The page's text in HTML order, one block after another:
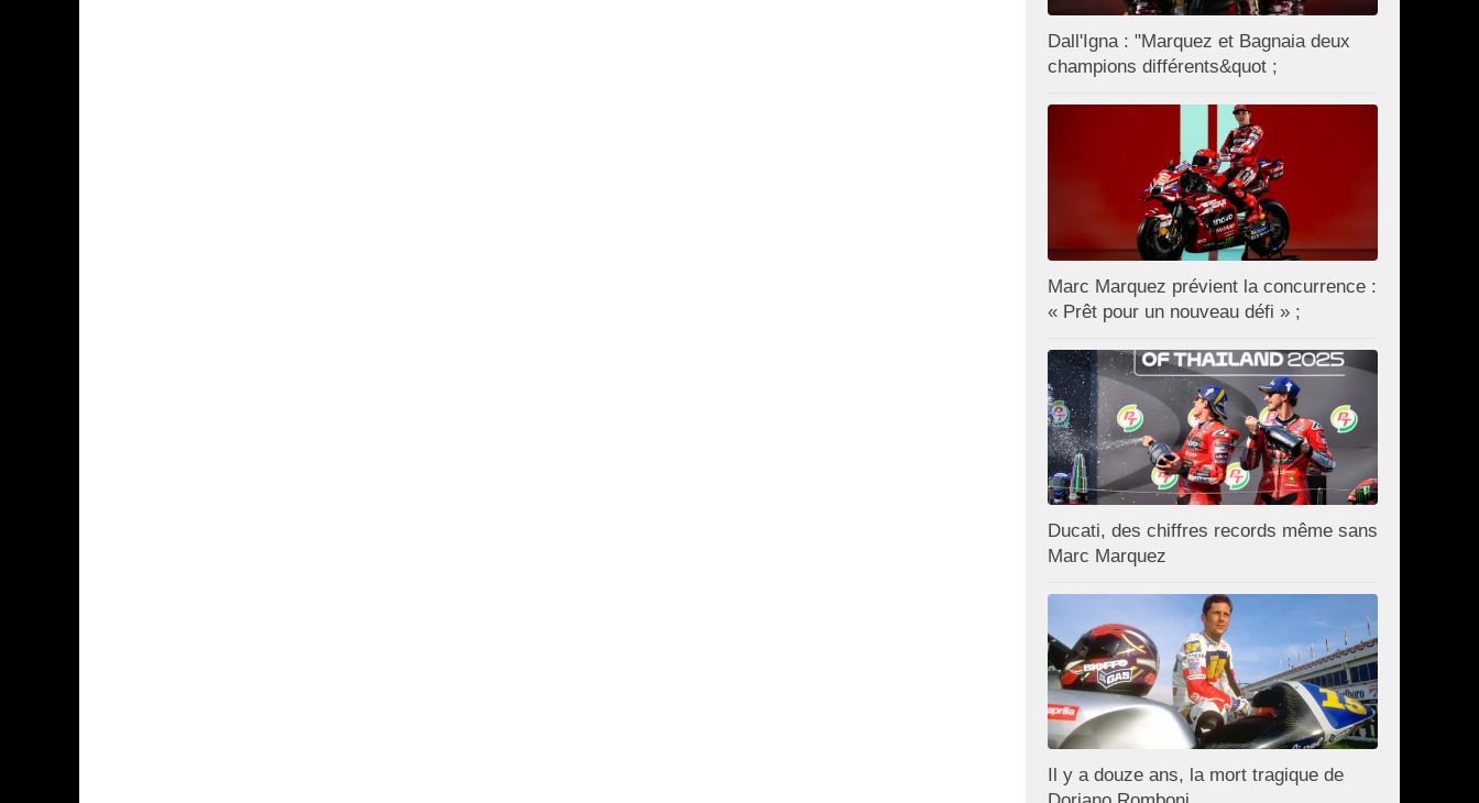
Dall'Igna : "Marquez et Bagnaia deux
champions différents&quot ;
Marc Marquez prévient la concurrence :
« Prêt pour un nouveau défi » ;
Ducati, des chiffres records même sans
Marc Marquez
Il y a douze ans, la mort tragique de